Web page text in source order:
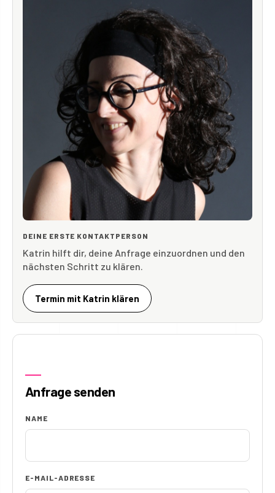
DEINE ERSTE KONTAKTPERSON
Katrin hilft dir, deine Anfrage einzuordnen und den
nächsten Schritt zu klären.
Termin mit Katrin klären
Anfrage senden
NAME
E-MAIL-ADRESSE